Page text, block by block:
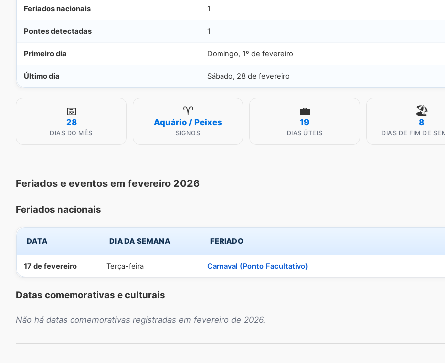
Feriados nacionais 1
Pontes detectadas 1
Primeiro dia Domingo, 1º de fevereiro
Último dia Sábado, 28 de fevereiro
📅
28
DIAS DO MÊS
♈
Aquário / Peixes
SIGNOS
💼
19
DIAS ÚTEIS
🏖️
8
DIAS DE FIM DE
Feriados e eventos em fevereiro 2026
Feriados nacionais
DATA DIA DA SEMANA FERIADO
17 de fevereiro Terça-feira Carnaval (Ponto Facultativo)
Datas comemorativas e culturais
Não há datas comemorativas registradas em fevereiro de 2026.